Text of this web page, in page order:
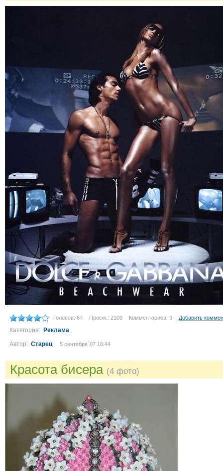
Голосов: 67 Просм.: 2109 Комментариев: 9 Добавить
Категория: Реклама
Автор: Старец 5 сентября´07 16:44
Красота бисера (4 фото)